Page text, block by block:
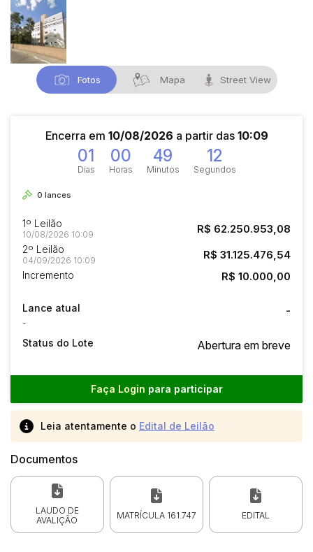
Fotos Mapa Street View
Encerra em 10/08/2026 a partir das 10:09
01
Dias
00
Horas
49
Minutos
12
Segundos
0 lances
1º Leilão
10/08/2026 10:09 R$ 62.250.953,08
2º Leilão
04/09/2026 10:09 R$ 31.125.476,54
Incremento R$ 10.000,00
Lance atual
-
-
Status do Lote Abertura em breve
Faça Login para participar
Leia atentamente o Edital de Leilão
Documentos
LAUDO DE
AVALIÇÃO
MATRÍCULA 161.747 EDITAL